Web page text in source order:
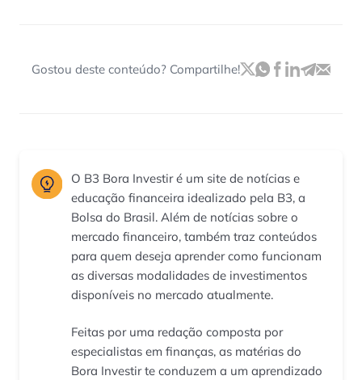
Gostou deste conteúdo? Compartilhe!
O B3 Bora Investir é um site de notícias e
educação financeira idealizado pela B3, a
Bolsa do Brasil. Além de notícias sobre o
mercado financeiro, também traz conteúdos
para quem deseja aprender como funcionam
as diversas modalidades de investimentos
disponíveis no mercado atualmente.
Feitas por uma redação composta por
especialistas em finanças, as matérias do
Bora Investir te conduzem a um aprendizado